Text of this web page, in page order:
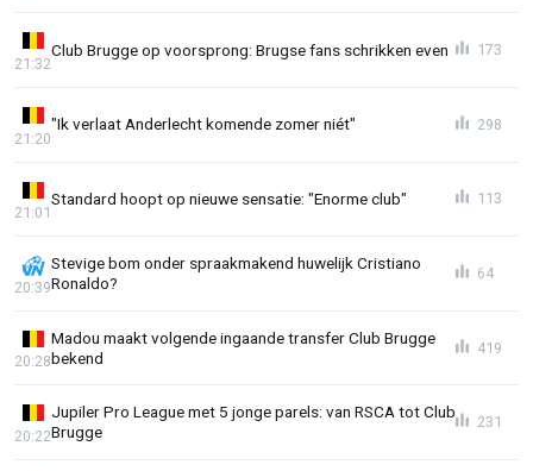
Club Brugge op voorsprong: Brugse fans schrikken even
21:32
173
"Ik verlaat Anderlecht komende zomer niét"
21:20
298
Standard hoopt op nieuwe sensatie: "Enorme club"
21:01
113
Stevige bom onder spraakmakend huwelijk Cristiano
Ronaldo?
20:39
64
Madou maakt volgende ingaande transfer Club Brugge
bekend
20:28
419
Jupiler Pro League met 5 jonge parels: van RSCA tot Club
Brugge
20:22
231